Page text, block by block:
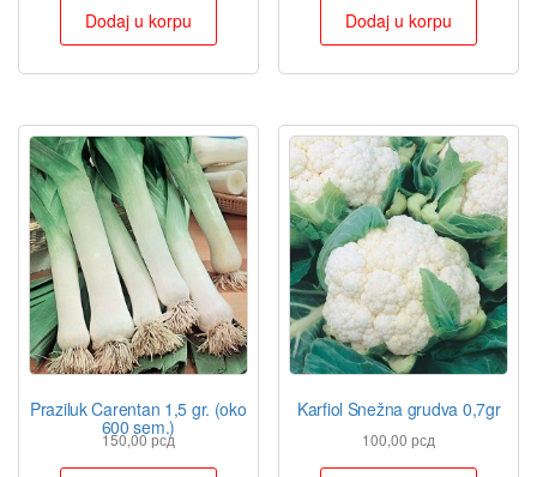
Dodaj u korpu Dodaj u korpu
Praziluk Carentan 1,5 gr. (oko
600 sem.)
150,00рсд
Karfiol Snežna grudva 0,7gr
100,00рсд